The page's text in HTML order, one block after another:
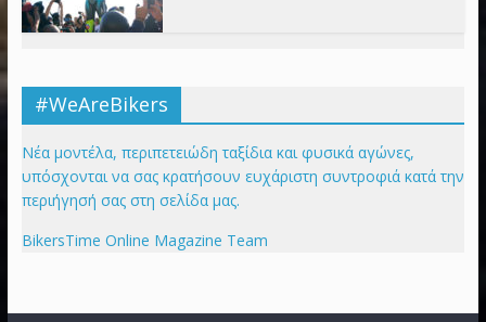
#WeAreBikers
Νέα μοντέλα, περιπετειώδη ταξίδια και φυσικά αγώνες,
υπόσχονται να σας κρατήσουν ευχάριστη συντροφιά κατά την
περιήγησή σας στη σελίδα μας.
BikersTime Online Magazine Team